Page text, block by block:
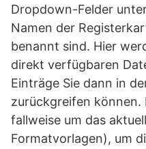
Dropdown-Felder
Namen der
benannt sind. Hier
direkt verfügbaren
Einträge Sie dann in
zurückgreifen können.
fallweise um das
Formatvorlagen), um